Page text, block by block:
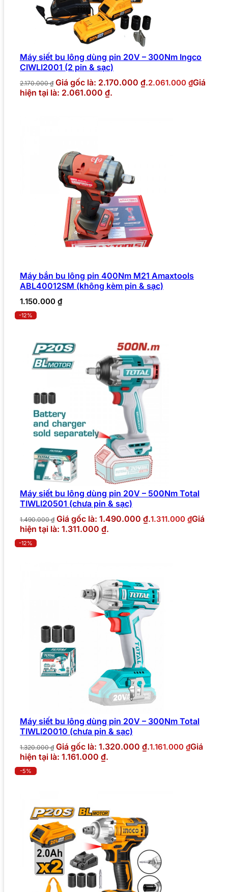
Máy siết bu lông dùng pin 20V – 300Nm Ingco
CIWLI2001 (2 pin & sạc)
2.170.000₫ Giá gốc là: 2.170.000 ₫.2.061.000 ₫Giá
hiện tại là: 2.061.000 ₫.
Máy bắn bu lông pin 400Nm M21 Amaxtools
ABL40012SM (không kèm pin & sạc)
1.150.000 ₫
-12%
Máy siết bu lông dùng pin 20V – 500Nm Total
TIWLI20501 (chưa pin & sạc)
1.490.000₫ Giá gốc là: 1.490.000 ₫.1.311.000 ₫Giá
hiện tại là: 1.311.000 ₫.
-12%
Máy siết bu lông dùng pin 20V – 300Nm Total
TIWLI20010 (chưa pin & sạc)
1.320.000₫ Giá gốc là: 1.320.000 ₫.1.161.000 ₫Giá
hiện tại là: 1.161.000 ₫.
-5%